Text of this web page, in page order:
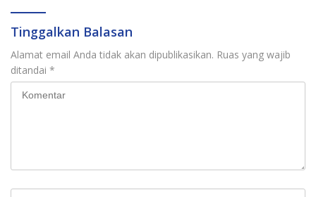
Tinggalkan Balasan
Alamat email Anda tidak akan dipublikasikan. Ruas yang wajib
ditandai *